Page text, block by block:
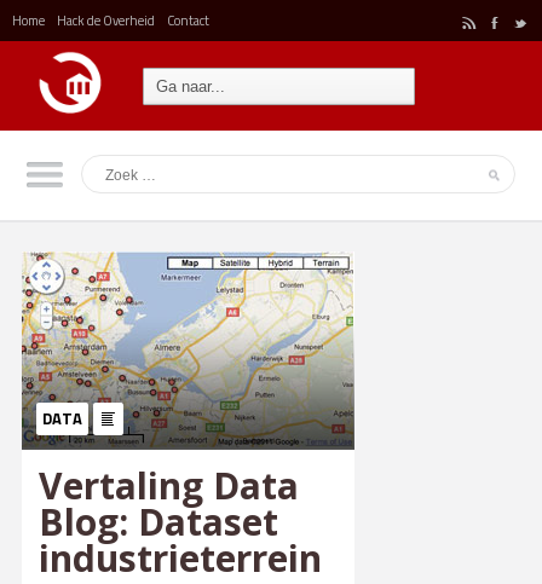
Home Hack de Overheid Contact r F t
DATA
Vertaling Data
Blog: Dataset
industrieterrein